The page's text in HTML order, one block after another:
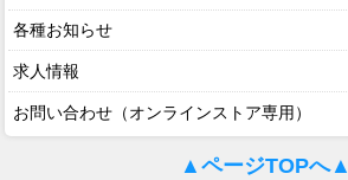
各種お知らせ
求人情報
お問い合わせ（オンラインストア専用）
▲ページTOPへ▲